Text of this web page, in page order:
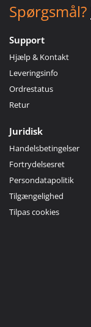
Spørgsmål?
Support
Hjælp & Kontakt
Leveringsinfo
Ordrestatus
Retur
Juridisk
Handelsbetingelser
Fortrydelsesret
Persondatapolitik
Tilgængelighed
Tilpas cookies